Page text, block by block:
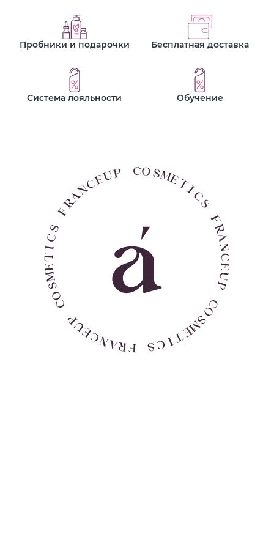
Пробники и подарочки Бесплатная доставка
Система лояльности Обучение